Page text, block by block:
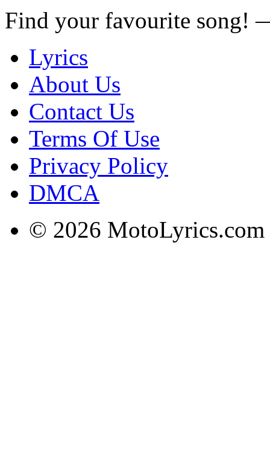
Find your favourite song!
Lyrics
About Us
Contact Us
Terms Of Use
Privacy Policy
DMCA
© 2026 MotoLyrics.com